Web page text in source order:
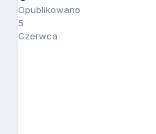
Opublikowano
5
Czerwca